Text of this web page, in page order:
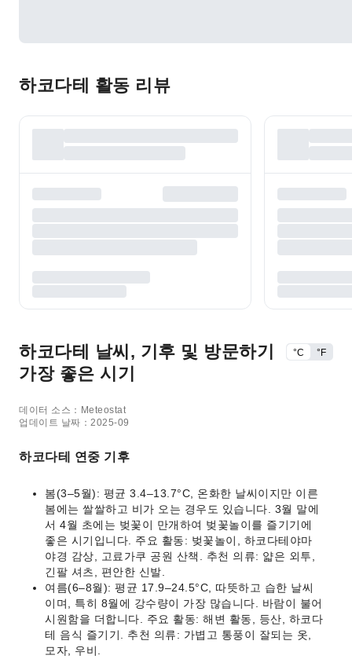
하코다테 활동 리뷰
하코다테 날씨, 기후 및 방문하기
가장 좋은 시기
°C °F
데이터 소스：Meteostat
업데이트 날짜：2025-09
하코다테 연중 기후
봄(3–5월): 평균 3.4–13.7°C, 온화한 날씨이지만 이른
봄에는 쌀쌀하고 비가 오는 경우도 있습니다. 3월 말에
서 4월 초에는 벚꽃이 만개하여 벚꽃놀이를 즐기기에
좋은 시기입니다. 주요 활동: 벚꽃놀이, 하코다테야마
야경 감상, 고료가쿠 공원 산책. 추천 의류: 얇은 외투,
긴팔 셔츠, 편안한 신발.
여름(6–8월): 평균 17.9–24.5°C, 따뜻하고 습한 날씨
이며, 특히 8월에 강수량이 가장 많습니다. 바람이 불어
시원함을 더합니다. 주요 활동: 해변 활동, 등산, 하코다
테 음식 즐기기. 추천 의류: 가볍고 통풍이 잘되는 옷,
모자, 우비.